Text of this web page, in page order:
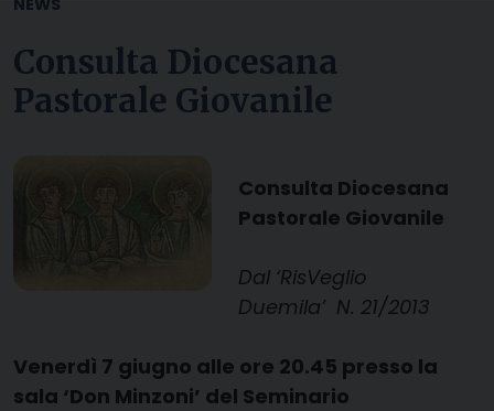
NEWS
Consulta Diocesana
Pastorale Giovanile
Consulta Diocesana
Pastorale Giovanile
Dal ‘RisVeglio
Duemila’ N. 21/2013
Venerdì 7 giugno alle ore 20.45 presso la
sala ‘Don Minzoni’ del Seminario